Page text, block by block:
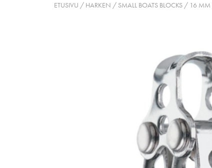
ETUSIVU / HARKEN / SMALL BOATS BLOCKS/ 16 MM